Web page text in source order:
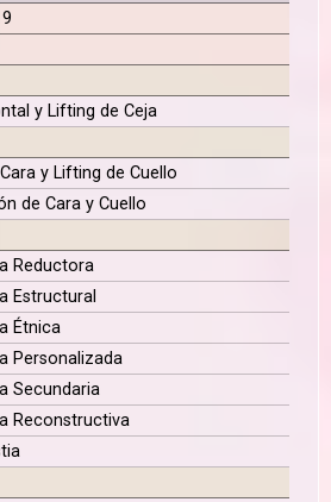
y Lifting de Ceja
y Lifting de Cuello
de Cara y Cuello
Reductora
Estructural
Étnica
Personalizada
Secundaria
Reconstructiva